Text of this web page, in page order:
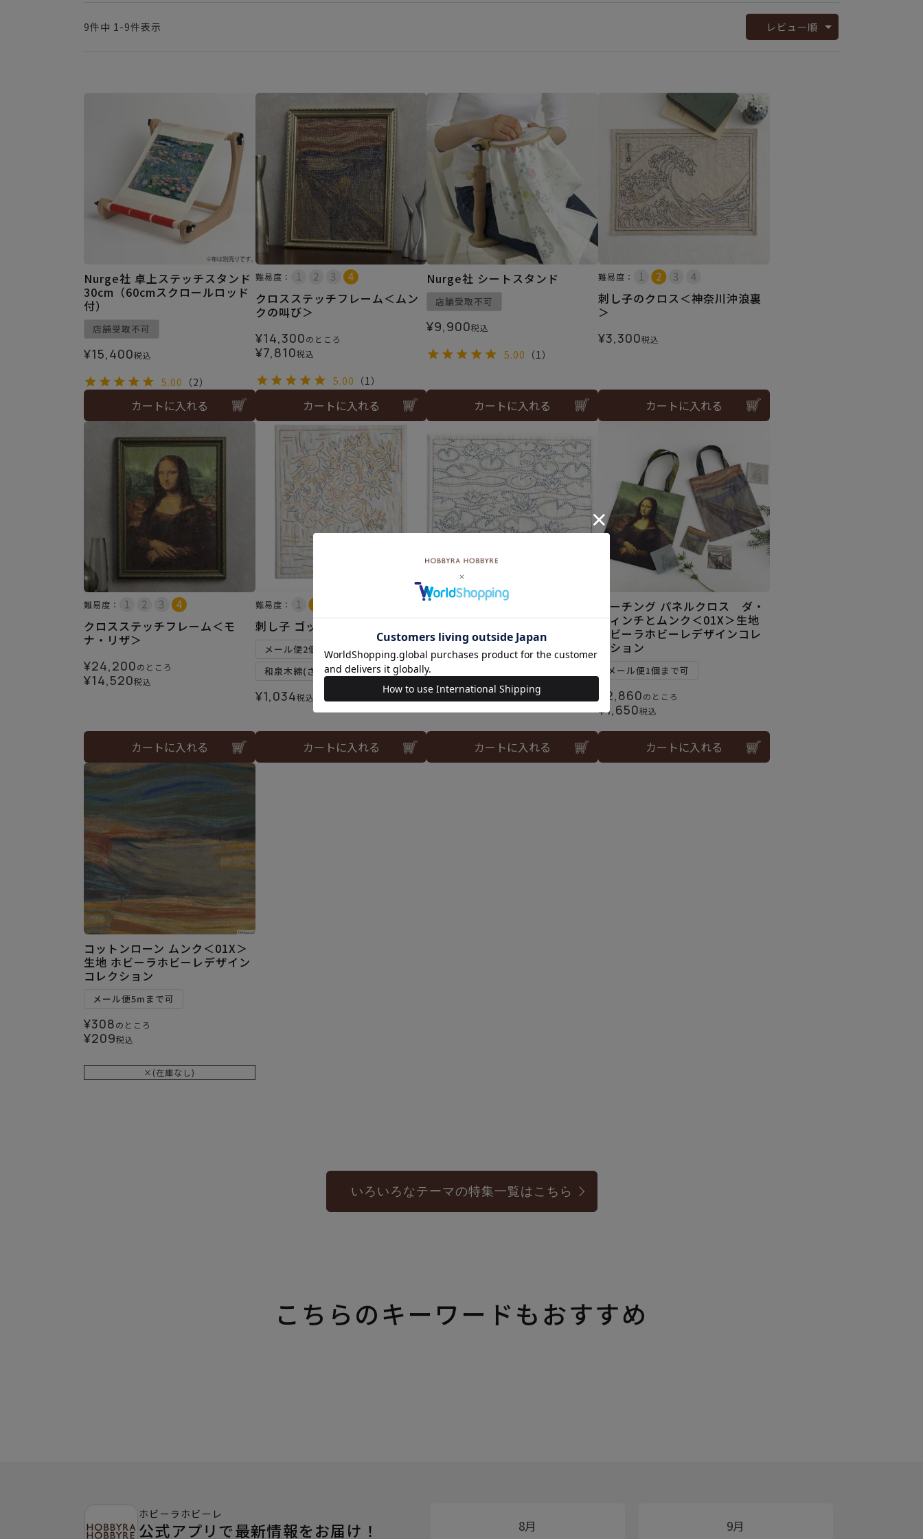
レビュー順
9件中 1 -9件表示
Nurge社 卓上ステッチスタンド
30cm（60cmスクロールロッド
付）
店舗受取不可
¥15,400税込
5.00 （2）
カートに入れる
難易度：
クロスステッチフレーム＜ムン
クの叫び＞
¥14,300のところ
¥7,810税込
5.00 （1）
カートに入れる
Nurge社 シートスタンド
店舗受取不可
¥9,900税込
5.00 （1）
カートに入れる
難易度：
刺し子のクロス＜神奈川沖浪裏
＞
¥3,300税込
カートに入れる
難易度：
クロスステッチフレーム＜モ
ナ・リザ＞
¥24,200のところ
¥14,520税込
カートに入れる
難易度：
刺し子 ゴッホのひまわりセット
メール便2個まで可
和泉木綿(さらし)使用
¥1,034税込
カートに入れる
難易度：
メール便6個まで可
¥ 572
カートに入れる
シーチング パネルクロス ダ・
ヴィンチとムンク＜01X＞生地
ホビーラホビーレデザインコレ
クション
メール便1個まで可
¥ 2,860のところ
¥1,650税込
カートに入れる
コットンローン ムンク＜01X＞
生地 ホビーラホビーレデザイン
コレクション
メール便5mまで可
¥308のところ
¥209税込
×(在庫なし)
いろいろなテーマの特集一覧はこちら
こちらのキーワードもおすすめ
8月 9月
ホビーラホビーレ
公式アプリで最新情報をお届け！